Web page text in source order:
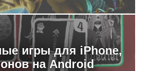
игры для iPhone,
на Android